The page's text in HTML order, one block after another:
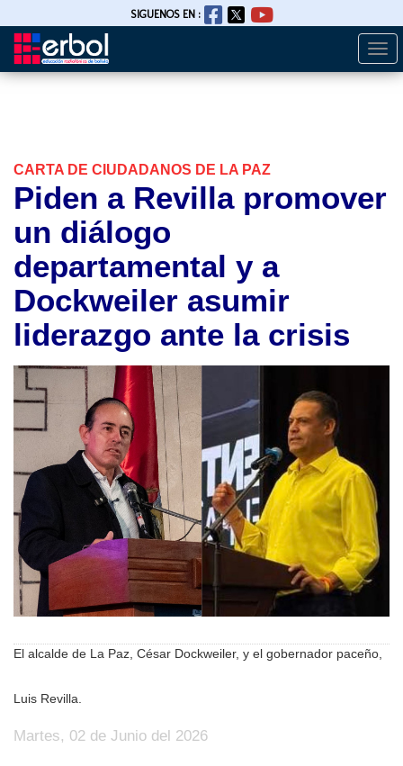
Pasar
SIGUENOS EN :
CARTA DE CIUDADANOS DE LA PAZ
Piden a Revilla promover
un diálogo
departamental y a
Dockweiler asumir
liderazgo ante la crisis
El alcalde de La Paz, César Dockweiler, y el gobernador paceño,
Luis Revilla.
Martes, 02 de Junio del 2026